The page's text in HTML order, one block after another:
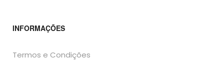
INFORMAÇÕES
Termos e Condições